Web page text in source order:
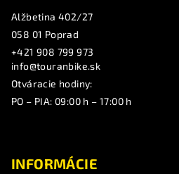
Alžbetina 402/27
058 01 Poprad
+421 908 799 973
info@touranbike.sk
Otváracie hodiny:
PO – PIA: 09:00 h – 17:00 h
INFORMÁCIE